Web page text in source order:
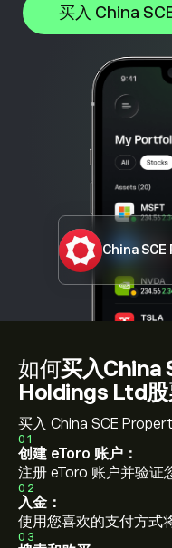
买入 China
如何买入China
Holdings Ltd股
买入 China SCE
01
创建 eToro 账户：
注册 eToro 账户并验证
02
入金：
使用您喜欢的支付方式
03